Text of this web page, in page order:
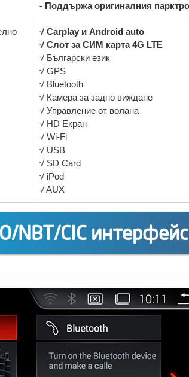
- Поддържа оригиналния
√ Carplay и Android auto
√ Слот за СИМ карта 4G LTE
√ Български език
√ GPS
√ Bluetooth
√ Камера за задно виждане
√ Управление от волана
√ HD Екран
√ Wi-Fi
√ USB
√ SD Card
√ iPod
√ AUX
NBT/CIC интерфейс